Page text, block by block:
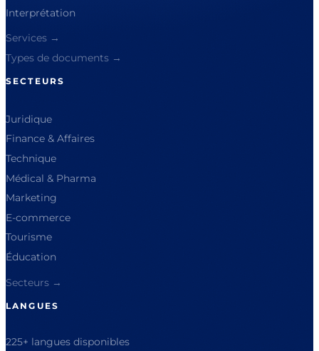
Interprétation
Services →
Types de documents →
SECTEURS
Juridique
Finance & Affaires
Technique
Médical & Pharma
Marketing
E-commerce
Tourisme
Éducation
Secteurs →
LANGUES
225+ langues disponibles